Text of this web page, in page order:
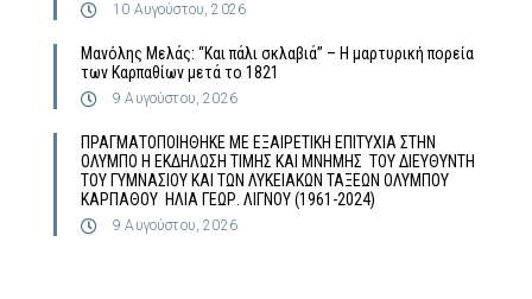
10 Αυγούστου, 2026
Μανόλης Μελάς: “Και πάλι σκλαβιά” – Η μαρτυρική πορεία
των Καρπαθίων μετά το 1821
9 Αυγούστου, 2026
ΠΡΑΓΜΑΤΟΠΟΙΗΘΗΚΕ ΜΕ ΕΞΑΙΡΕΤΙΚΗ ΕΠΙΤΥΧΙΑ ΣΤΗΝ
ΟΛΥΜΠΟ Η ΕΚΔΗΛΩΣΗ ΤΙΜΗΣ ΚΑΙ ΜΝΗΜΗΣ ΤΟΥ ΔΙΕΥΘΥΝΤΗ
ΤΟΥ ΓΥΜΝΑΣΙΟΥ ΚΑΙ ΤΩΝ ΛΥΚΕΙΑΚΩΝ ΤΑΞΕΩΝ ΟΛΥΜΠΟΥ
ΚΑΡΠΑΘΟΥ ΗΛΙΑ ΓΕΩΡ. ΛΙΓΝΟΥ (1961-2024)
9 Αυγούστου, 2026